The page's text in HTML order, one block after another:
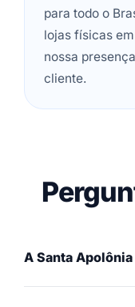
para todo o
lojas físicas
nossa
cliente.
A Santa